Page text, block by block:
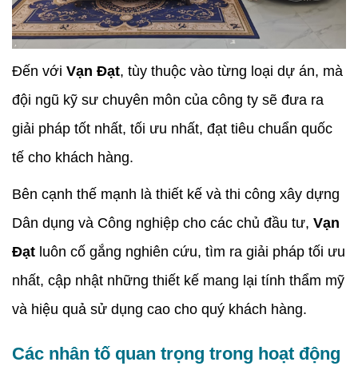
Đến với Vạn Đạt, tùy thuộc vào từng loại dự án, mà
đội ngũ kỹ sư chuyên môn của công ty sẽ đưa ra
giải pháp tốt nhất, tối ưu nhất, đạt tiêu chuẩn quốc
tế cho khách hàng.
Bên cạnh thế mạnh là thiết kế và thi công xây dựng
Dân dụng và Công nghiệp cho các chủ đầu tư, Vạn
Đạt luôn cố gắng nghiên cứu, tìm ra giải pháp tối ưu
nhất, cập nhật những thiết kế mang lại tính thẩm mỹ
và hiệu quả sử dụng cao cho quý khách hàng.
Các nhân tố quan trọng trong hoạt động